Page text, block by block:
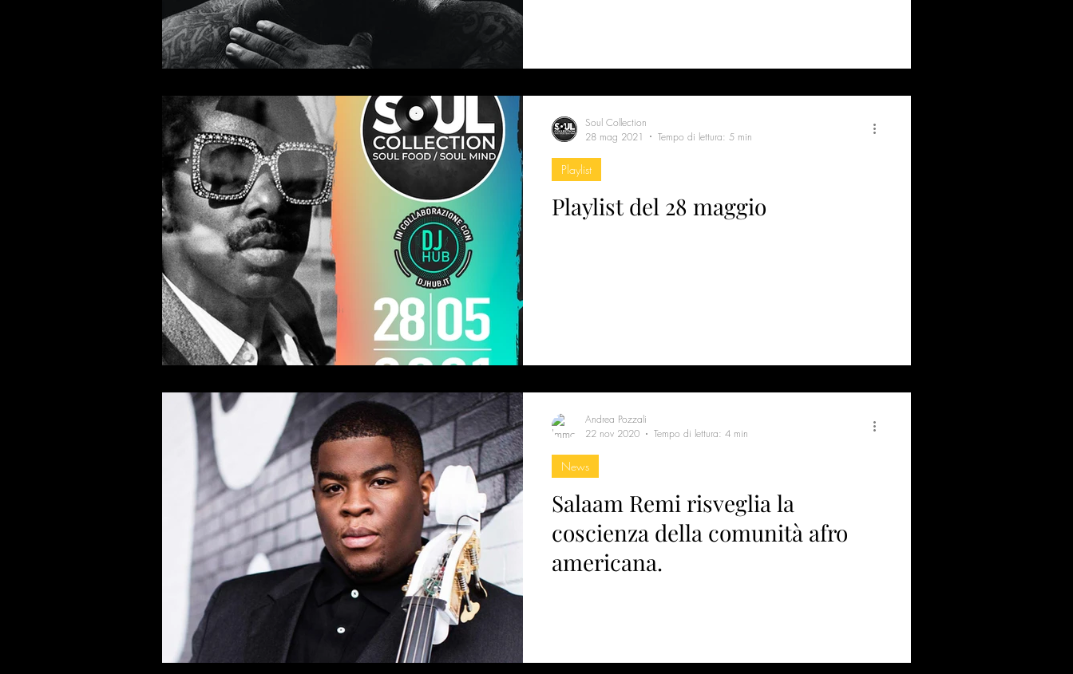
Playlist del 28 maggio
Playlist
Soul Collection
28 mag 2021
Tempo di lettura: 5 min
Salaam Remi risveglia la
coscienza della comunità afro
americana.
News
Andrea Pozzali
22 nov 2020
Tempo di lettura: 4 min